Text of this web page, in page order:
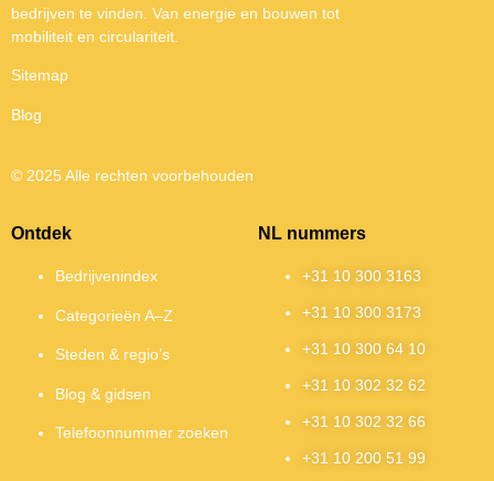
bedrijven te vinden. Van energie en bouwen tot
mobiliteit en circulariteit.
Sitemap
Blog
© 2025 Alle rechten voorbehouden
Ontdek
Bedrijvenindex
Categorieën A–Z
Steden & regio’s
Blog & gidsen
Telefoonnummer zoeken
NL nummers
+31 10 300 3163
+31 10 300 3173
+31 10 300 64 10
+31 10 302 32 62
+31 10 302 32 66
+31 10 200 51 99